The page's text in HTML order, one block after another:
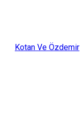
Kotan Ve Özdemir